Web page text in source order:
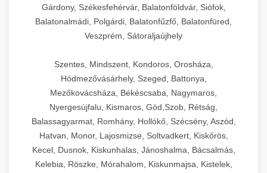
Gárdony, Székesfehérvár, Balatonföldvár, Siófok,
Balatonalmádi, Polgárdi, Balatonfűzfő, Balatonfüred,
Veszprém, Sátoraljaújhely
Szentes, Mindszent, Kondoros, Orosháza,
Hódmezővásárhely, Szeged, Battonya,
Mezőkovácsháza, Békéscsaba, Nagymaros,
Nyergesújfalu, Kismaros, Göd,Szob, Rétság,
Balassagyarmat, Romhány, Hollókő, Szécsény, Aszód,
Hatvan, Monor, Lajosmizse, Soltvadkert, Kiskőrös,
Kecel, Dusnok, Kiskunhalas, Jánoshalma, Bácsalmás,
Kelebia, Röszke, Mórahalom, Kiskunmajsa, Kistelek,